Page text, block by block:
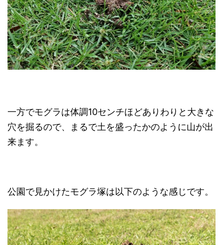
一方でモグラは体調10センチほどありわりと大きな
穴を掘るので、まるで土を盛ったかのように山が出
来ます。
公園で見かけたモグラ塚は以下のような感じです。